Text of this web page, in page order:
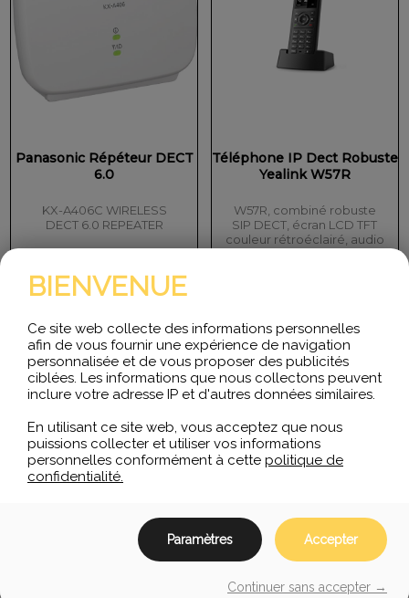
Panasonic Répéteur DECT
6.0
KX-A406C WIRELESS
DECT 6.0 REPEATER
$155.00
AJOUTER AU PANIER
Téléphone IP Dect Robuste
Yealink W57R
W57R, combiné robuste
SIP DECT, écran LCD TFT
couleur rétroéclairé, audio
$278.60
LIRE LA SUITE
BIENVENUE
Ce site web collecte des informations personnelles
afin de vous fournir une expérience de navigation
personnalisée et de vous proposer des publicités
ciblées. Les informations que nous collectons peuvent
inclure votre adresse IP et d'autres données similaires.
En utilisant ce site web, vous acceptez que nous
puissions collecter et utiliser vos informations
personnelles conformément à cette politique de
confidentialité.
Paramètres Accepter
Continuer sans accepter →